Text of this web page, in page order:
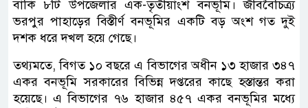
বাকি ৮টি উপজেলার এক-তৃতীয়াংশ বনভূমি। জীববৈচিত্র্য
ভরপুর পাহাড়ের বিস্তীর্ণ বনভূমির একটি বড় অংশ গত দুই
দশক ধরে দখল হয়ে গেছে।
তথ্যমতে, বিগত ১০ বছরে এ বিভাগের অধীন ১৩ হাজার ৩৪৭
একর বনভূমি সরকারের বিভিন্ন দপ্তরের কাছে হস্তান্তর করা
হয়েছে। এ বিভাগের ৭৬ হাজার ৪৫৭ একর বনভূমির মধ্যে